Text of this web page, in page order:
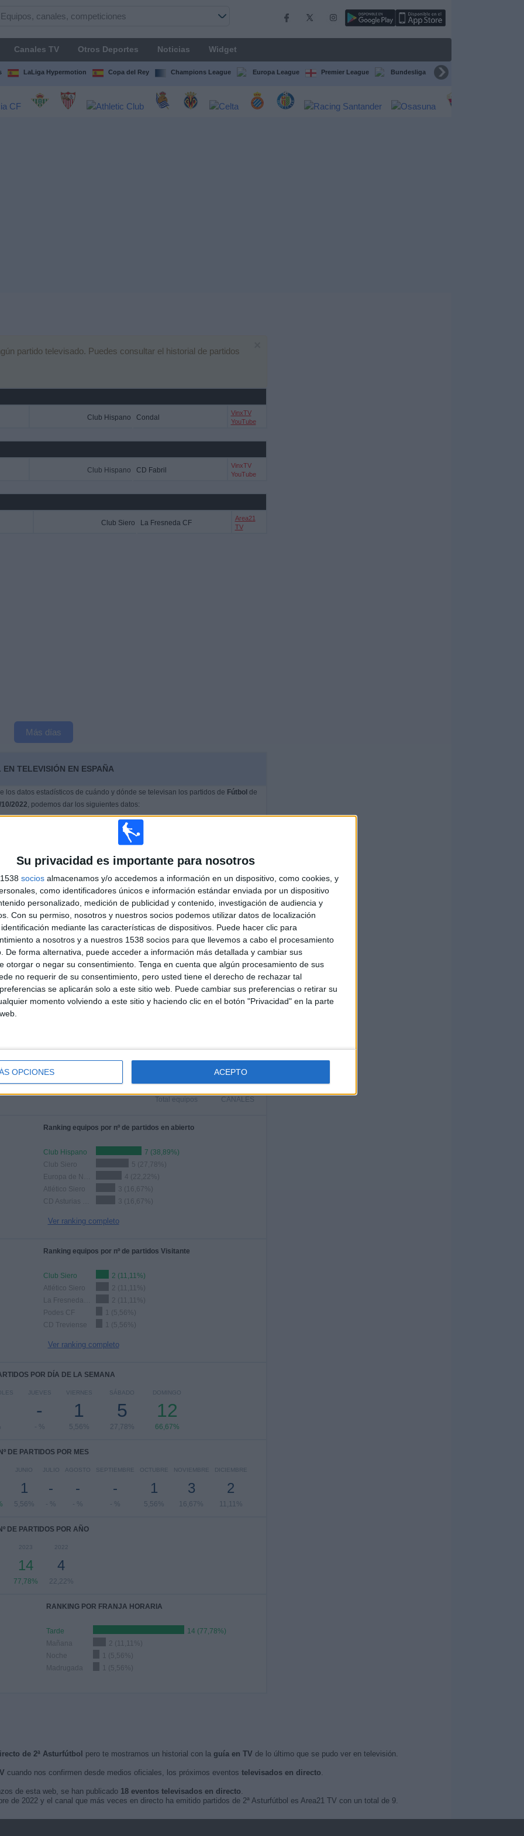
Su privacidad es importante para nosotros
socios almacenamos y/o accedemos a información en un dispositivo, como cookies, y
como identificadores únicos e información estándar enviada por un dispositivo
personalizado, medición de publicidad y contenido, investigación de audiencia y
Con su permiso, nosotros y nuestros socios podemos utilizar datos de localización
mediante las características de dispositivos. Puede hacer clic para
a nosotros y a nuestros 1538 socios para que llevemos a cabo el procesamiento
De forma alternativa, puede acceder a información más detallada y cambiar sus
otorgar o negar su consentimiento. Tenga en cuenta que algún procesamiento de sus
no requerir de su consentimiento, pero usted tiene el derecho de rechazar tal
se aplicarán solo a este sitio web. Puede cambiar sus preferencias o retirar su
momento volviendo a este sitio y haciendo clic en el botón "Privacidad" en la parte
OPCIONES ACEPTO
Canales TV Otros Deportes Noticias Widget
LaLiga Hypermotion Copa del Rey Champions League Europa League Premier League Bundesliga Supercopa de España
partido televisado. Puedes consultar el historial de partidos
Club Hispano Condal
VinxTV
YouTube
Club Hispano CD Fabril
VinxTV
YouTube
Club Siero La Fresneda CF
Area21
TV
Más días
TELEVISIÓN EN ESPAÑA
los datos estadísticos de cuándo y dónde se televisan los partidos de Fútbol de
10/2022, podemos dar los siguientes datos:
Club Hispano - Podes CF
ÚLTIMO PARTIDO DE PAGO
Club Hispano - CD Treviense
20/11/2022 2ª Asturfútbol por VinxTV
TOTAL
3
DÍAS
963
MEDIA
1,2
3
CANALES
16
Total equipos
Ranking equipos por nº de partidos en abierto
Club Hispano
7 (38,89%)
Club Siero
5 (27,78%)
4 (22,22%)
Atlético Siero
3 (16,67%)
3 (16,67%)
Ver ranking completo
Ranking equipos por nº de partidos Visitante
Club Siero
2 (11,11%)
Atlético Siero
2 (11,11%)
2 (11,11%)
Podes CF
1 (5,56%)
CD Treviense
1 (5,56%)
Ver ranking completo
POR DÍA DE LA SEMANA
JUEVES
-
- %
VIERNES
1
5,56%
SÁBADO
5
27,78%
DOMINGO
12
66,67%
Nº DE PARTIDOS POR MES
JUNIO
1
5,56%
JULIO
-
- %
AGOSTO
-
- %
SEPTIEMBRE
-
- %
OCTUBRE
1
5,56%
NOVIEMBRE
3
16,67%
DICIEMBRE
2
11,11%
DE PARTIDOS POR AÑO
2023
14
77,78%
2022
4
22,22%
RANKING POR FRANJA HORARIA
Tarde
14 (77,78%)
Mañana
2 (11,11%)
Noche
1 (5,56%)
Madrugada
1 (5,56%)
de 2ª Asturfútbol pero te mostramos un historial con la guía en TV de lo último que se pudo ver en televisión.
cuando nos confirmen desde medios oficiales, los próximos eventos televisados en directo.
de esta web, se han publicado 18 eventos televisados en directo.
de 2022 y el canal que más veces en directo ha emitido partidos de 2ª Asturfútbol es Area21 TV con un total de 9.